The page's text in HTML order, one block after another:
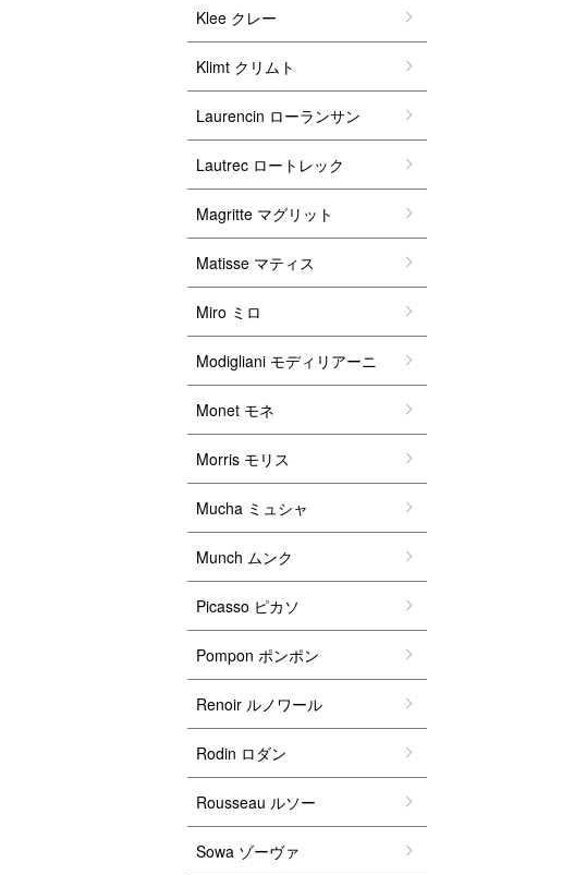
Klee クレー
Klimt クリムト
Laurencin ローランサン
Lautrec ロートレック
Magritte マグリット
Matisse マティス
Miro ミロ
Modigliani モディリアーニ
Monet モネ
Morris モリス
Mucha ミュシャ
Munch ムンク
Picasso ピカソ
Pompon ポンポン
Renoir ルノワール
Rodin ロダン
Rousseau ルソー
Sowa ゾーヴァ